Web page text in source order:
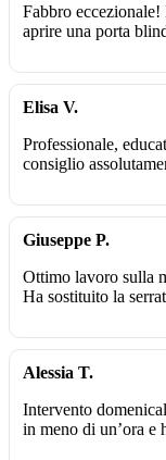
Fabbro
aprire una porta
Elisa V.
Professionale,
consiglio
Giuseppe P.
Ottimo lavoro sulla
Ha sostituito la
Alessia T.
Intervento
in meno di un’ora e